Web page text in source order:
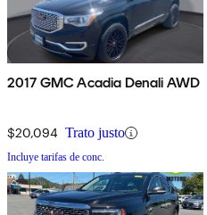
2017 GMC Acadia Denali AWD
$20,094 Trato justo
Incluye tarifas de conc.